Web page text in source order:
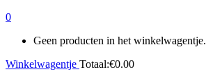
0
Geen producten in het winkelwagentje.
Winkelwagentje Totaal:€0.00